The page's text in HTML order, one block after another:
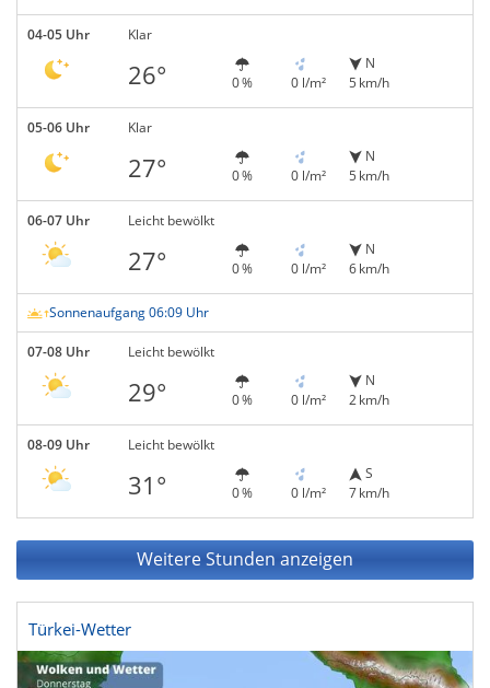
04-05 Uhr Klar
26° 0 % 0 l/m²
N
5 km/h
05-06 Uhr Klar
27° 0 % 0 l/m²
N
5 km/h
06-07 Uhr Leicht bewölkt
27° 0 % 0 l/m²
N
6 km/h
Sonnenaufgang 06:09 Uhr
07-08 Uhr Leicht bewölkt
29° 0 % 0 l/m²
N
2 km/h
08-09 Uhr Leicht bewölkt
31° 0 % 0 l/m²
S
7 km/h
Weitere Stunden anzeigen
Türkei-Wetter